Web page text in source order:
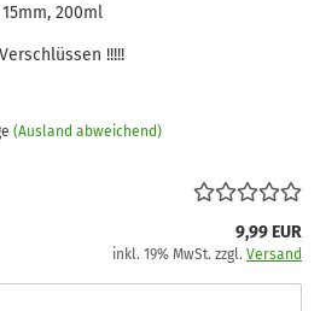
200ml
!!!!!
(Ausland abweichend)
9,99 EUR
inkl. 19% MwSt. zzgl. Versand